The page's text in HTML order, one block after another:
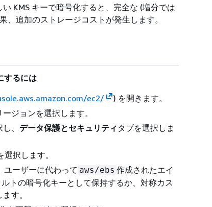
KMS キーで暗号化すると、完全な (増分では
、追加のストレージコストが発生します。
するには
ec2/
) を開きます。
ジョンを選択します。
し 、 データ保護とセキュリティ タブを選択しま
選択します。
ユーザーに代わって aws/ebs 作成されたエイ
トの暗号化キーとして保持するか、対称カス
す。